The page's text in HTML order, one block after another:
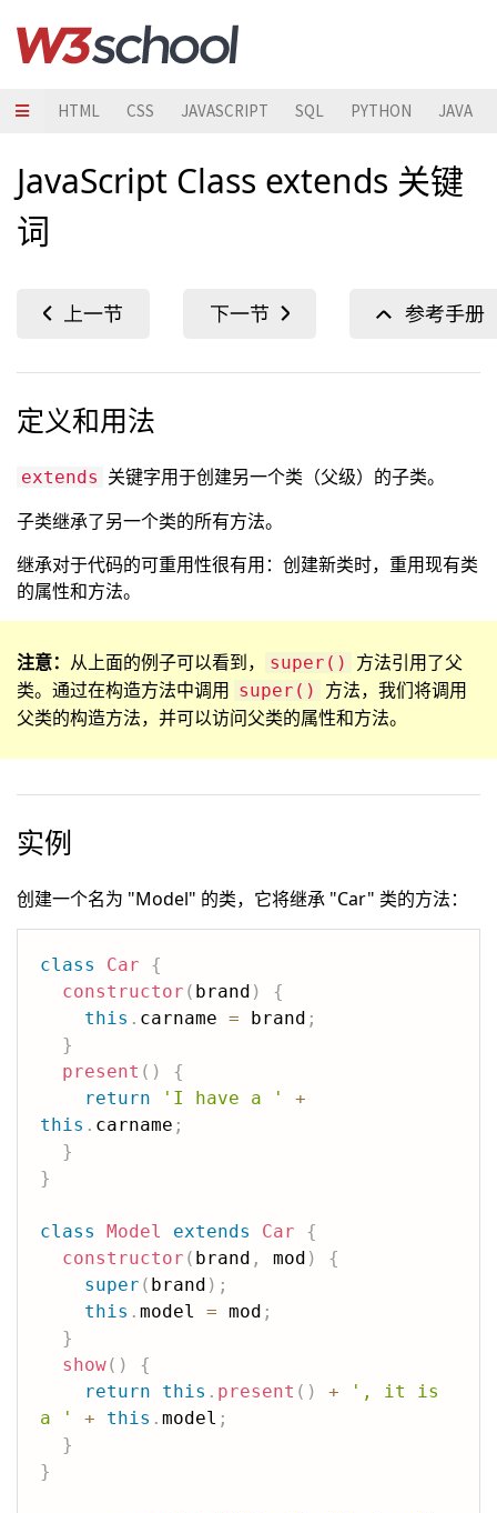
HTML CSS JAVASCRIPT SQL PYTHON JAVA
JavaScript Class extends 关键
词
定义和用法
extends 关键字用于创建另一个类（父级）的子类。
子类继承了另一个类的所有方法。
继承对于代码的可重用性很有用：创建新类时，重用现有类
的属性和方法。
注意： 从上面的例子可以看到， super()
方法引用了父
类。通过在构造方法中调用 super()
方法，我们将调用
父类的构造方法，并可以访问父类的属性和方法。
实例
创建一个名为 "Model" 的类，它将继承 "Car" 类的方法：
class Car
{
constructor ( brand )
{
this . carname = brand ;
}
present ( )
{
return
'I have a '
+
this . carname ;
}
}
class Model extends Car
{
constructor ( brand , mod )
{
super ( brand ) ;
this . model = mod ;
}
show( )
{
return
this . present ( ) +
', it is
a '
+ this . model ;
}
}